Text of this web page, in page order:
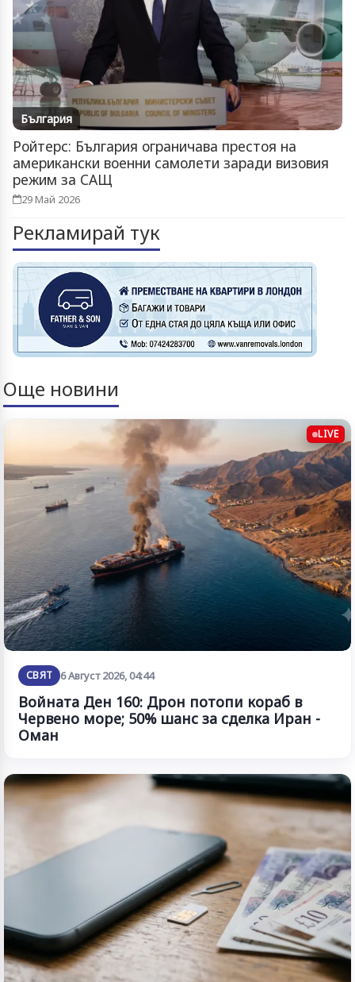
България
Ройтерс: България ограничава престоя на
американски военни самолети заради визовия
режим за САЩ
29 Май 2026
Рекламирай тук
Още новини
LIVE
СВЯТ 6 Август 2026, 04:44
Войната Ден 160: Дрон потопи кораб в
Червено море; 50% шанс за сделка Иран -
Оман